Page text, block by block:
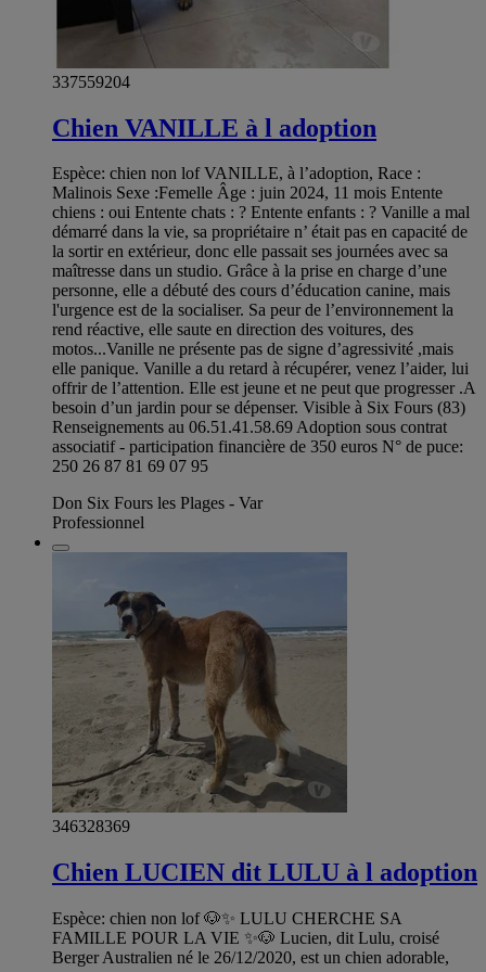
337559204
Chien VANILLE à l adoption
Espèce: chien non lof VANILLE, à l’adoption, Race :
Malinois Sexe :Femelle Âge : juin 2024, 11 mois Entente
chiens : oui Entente chats : ? Entente enfants : ? Vanille a mal
démarré dans la vie, sa propriétaire n’ était pas en capacité de
la sortir en extérieur, donc elle passait ses journées avec sa
maîtresse dans un studio. Grâce à la prise en charge d’une
personne, elle a débuté des cours d’éducation canine, mais
l'urgence est de la socialiser. Sa peur de l’environnement la
rend réactive, elle saute en direction des voitures, des
motos...Vanille ne présente pas de signe d’agressivité ,mais
elle panique. Vanille a du retard à récupérer, venez l’aider, lui
offrir de l’attention. Elle est jeune et ne peut que progresser .A
besoin d’un jardin pour se dépenser. Visible à Six Fours (83)
Renseignements au 06.51.41.58.69 Adoption sous contrat
associatif - participation financière de 350 euros N° de puce:
250 26 87 81 69 07 95
Don Six Fours les Plages - Var
Professionnel
346328369
Chien LUCIEN dit LULU à l adoption
Espèce: chien non lof 🐶✨ LULU CHERCHE SA
FAMILLE POUR LA VIE ✨🐶 Lucien, dit Lulu, croisé
Berger Australien né le 26/12/2020, est un chien adorable,